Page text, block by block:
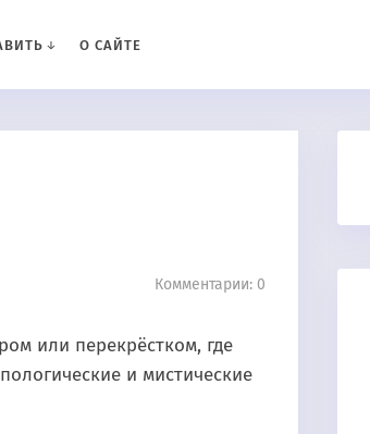
О САЙТЕ
Комментарии: 0
или перекрёстком, где
и мистические